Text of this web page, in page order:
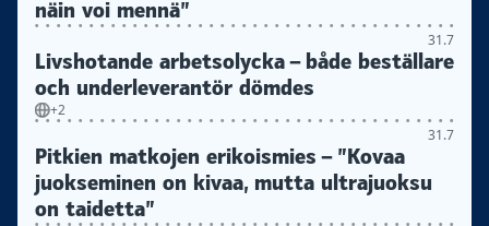
näin voi mennä”
31.7
Livshotande arbetsolycka – både beställare
och underleverantör dömdes
+2
31.7
Pitkien matkojen erikoismies – ”Kovaa
juokseminen on kivaa, mutta ultrajuoksu
on taidetta”